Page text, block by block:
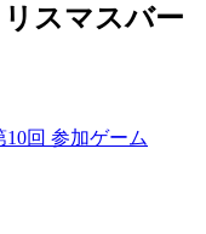
スマスバー
回 参加ゲーム